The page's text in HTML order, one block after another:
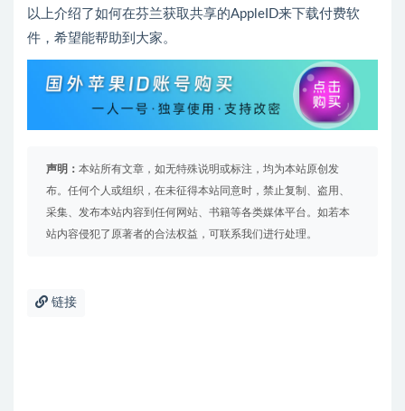
以上介绍了如何在芬兰获取共享的AppleID来下载付费软
件，希望能帮助到大家。
声明： 本站所有文章，如无特殊说明或标注，均为本站原创发
布。任何个人或组织，在未征得本站同意时，禁止复制、盗用、
采集、发布本站内容到任何网站、书籍等各类媒体平台。如若本
站内容侵犯了原著者的合法权益，可联系我们进行处理。
链接